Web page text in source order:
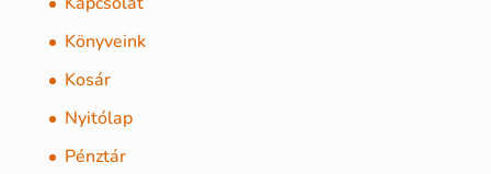
Könyveink
Kosár
Nyitólap
Pénztár